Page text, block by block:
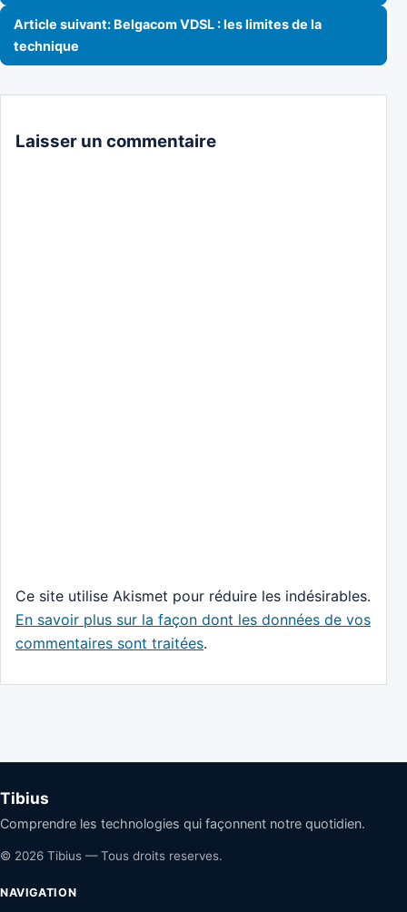
Article suivant: Belgacom VDSL : les limites de la
technique
Laisser un commentaire
Ce site utilise Akismet pour réduire les indésirables.
En savoir plus sur la façon dont les données de vos
commentaires sont traitées.
Tibius
Comprendre les technologies qui façonnent notre quotidien.
© 2026 Tibius — Tous droits reserves.
NAVIGATION